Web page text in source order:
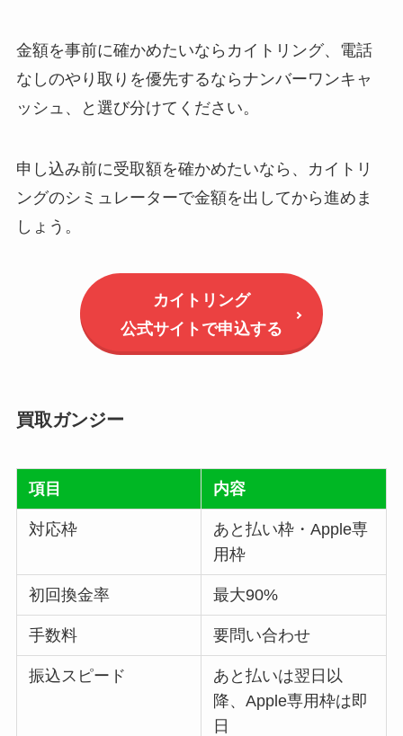
金額を事前に確かめたいならカイトリング、電話
なしのやり取りを優先するならナンバーワンキャ
ッシュ、と選び分けてください。
申し込み前に受取額を確かめたいなら、カイトリ
ングのシミュレーターで金額を出してから進めま
しょう。
カイトリング
公式サイトで申込する
買取ガンジー
項目 内容
対応枠
あと払い枠・Apple専
用枠
初回換金率 最大90%
手数料 要問い合わせ
振込スピード
あと払いは翌日以
降、Apple専用枠は即
日